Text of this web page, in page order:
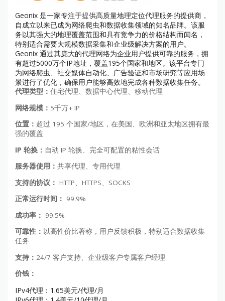
Geonix 是一家专注于提供高质量地理定位代理服务的提供商，
自成立以来已成为网络爬虫和数据收集领域的知名品牌。该服
务以其强大的地理覆盖范围和具有竞争力的价格结构而闻名，
特别适合需要大规模数据采集和企业级解决方案的用户。
Geonix 通过其庞大的代理网络为企业用户提供可靠的服务，拥
有超过5000万个IP地址，覆盖195个国家和地区。该平台专门
为网络爬虫、社交媒体自动化、广告验证和市场研究等应用场
景进行了优化，确保用户能够高效地完成各种数据收集任务。
代理类型： 住宅代理、数据中心代理、移动代理
网络规模： 5千万+ IP
位置： 超过 195 个国家/地区，在美国、欧洲和亚太地区拥有最
强的覆盖
IP 轮换： 自动 IP 轮换、完全可配置的粘性会话
服务器使用： 共享代理、专用代理
支持的协议： HTTP、HTTPS、SOCKS
正常运行时间： 99.9%
成功率： 99.5%
可靠性： 以高性价比著称，用户反馈积极，特别适合数据收集
任务
支持： 24/7 客户支持、企业级客户专属客户经理
价钱：
IPv4代理：1.65美元/代理/月